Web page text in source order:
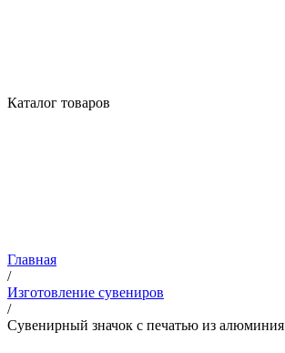
Каталог товаров
Главная
/
Изготовление сувениров
/
Сувенирный значок с печатью из алюминия